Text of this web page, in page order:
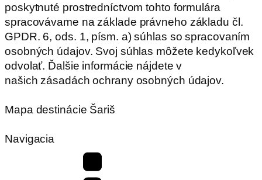
poskytnuté prostredníctvom tohto formulára
spracovávame na základe právneho základu čl.
GPDR. 6, ods. 1, písm. a) súhlas so spracovaním
osobných údajov. Svoj súhlas môžete kedykoľvek
odvolať. Ďalšie informácie nájdete v
našich zásadách ochrany osobných údajov.
Mapa destinácie Šariš
Navigacia